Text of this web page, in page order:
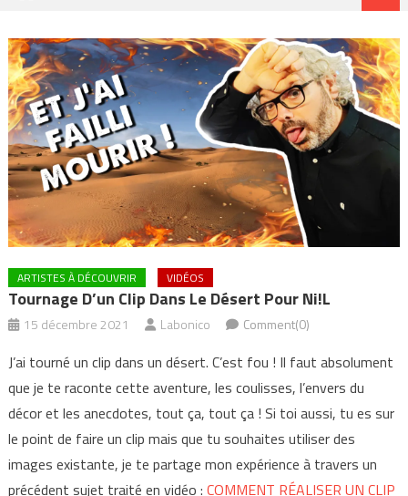
ARTISTES À DÉCOUVRIR VIDÉOS
Tournage D’un Clip Dans Le Désert Pour Ni!L
15 décembre 2021 Labonico Comment(0)
J’ai tourné un clip dans un désert. C’est fou ! Il faut absolument
que je te raconte cette aventure, les coulisses, l’envers du
décor et les anecdotes, tout ça, tout ça ! Si toi aussi, tu es sur
le point de faire un clip mais que tu souhaites utiliser des
images existante, je te partage mon expérience à travers un
précédent sujet traité en vidéo : COMMENT RÉALISER UN CLIP